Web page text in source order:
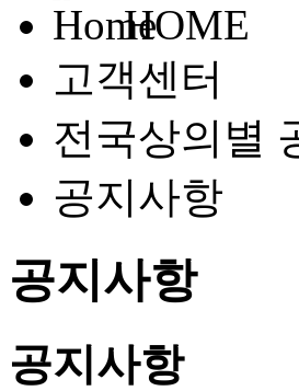
HOME
고객센터
전국상의별
공지사항
공지사항
공지사항